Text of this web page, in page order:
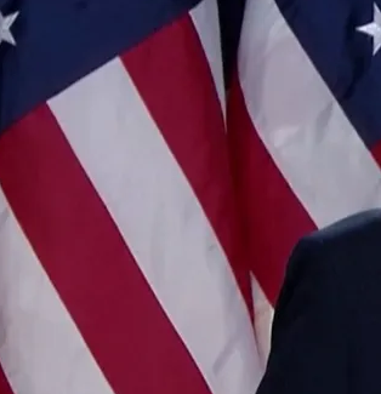
06 NOV 2024 - 14:49h.
Los republicanos se llevan el
directos más que los demócratas
“Esta será verdaderamente la
Donald Trump
Las elecciones en EE.UU se
Wisconsin, donde votan con la